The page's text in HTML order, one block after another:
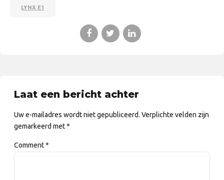
LYNX E1
Laat een bericht achter
Uw e-mailadres wordt niet gepubliceerd. Verplichte velden zijn
gemarkeerd met *
Comment*